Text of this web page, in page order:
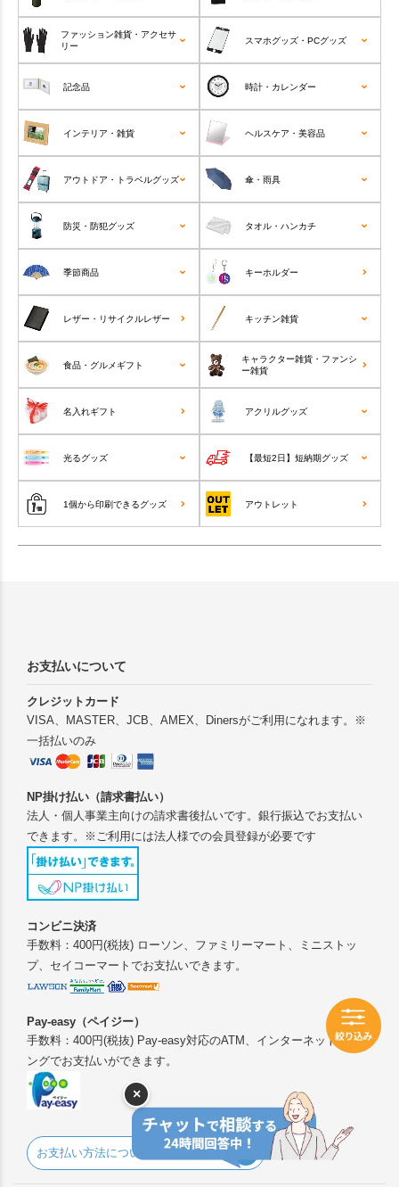
ファッション雑貨・アクセサ
リー
スマホグッズ・PCグッズ
記念品 時計・カレンダー
インテリア・雑貨 ヘルスケア・美容品
アウトドア・トラベルグッズ 傘・雨具
防災・防犯グッズ タオル・ハンカチ
季節商品 キーホルダー
レザー・リサイクルレザー キッチン雑貨
食品・グルメギフト
キャラクター雑貨・ファンシ
ー雑貨
名入れギフト アクリルグッズ
光るグッズ 【最短2日】短納期グッズ
1個から印刷できるグッズ アウトレット
お支払いについて
クレジットカード
VISA、MASTER、JCB、AMEX、Dinersがご利用になれます。※
一括払いのみ
NP掛け払い（請求書払い）
法人・個人事業主向けの請求書後払いです。銀行振込でお支払い
できます。※ご利用には法人様での会員登録が必要です
コンビニ決済
手数料：400円(税抜) ローソン、ファミリーマート、ミニストッ
プ、セイコーマートでお支払いできます。
Pay-easy（ペイジー）
手数料：400円(税抜) Pay-easy対応のATM、インターネットバンキ
ングでお支払いができます。
お支払い方法について詳しくはこちら
×